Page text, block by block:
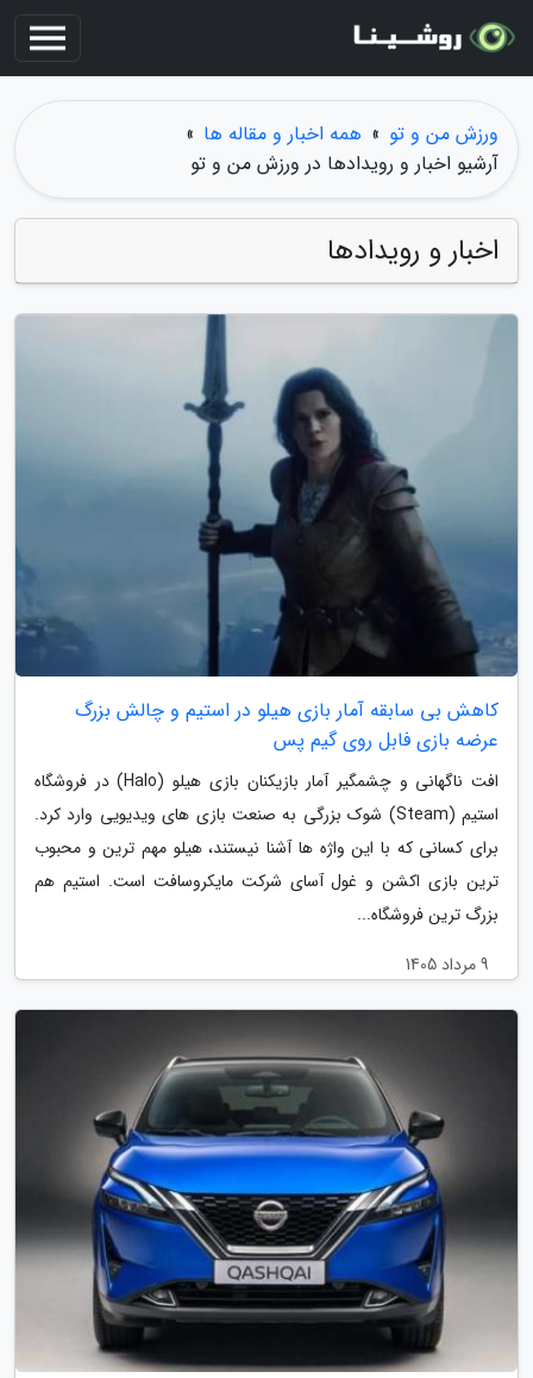
ورزش من و تو » همه اخبار و مقاله ها »
آرشیو اخبار و رویدادها در ورزش من و تو
اخبار و رویدادها
کاهش بی سابقه آمار بازی هیلو در استیم و چالش بزرگ
عرضه بازی فابل روی گیم پس
افت ناگهانی و چشمگیر آمار بازیکنان بازی هیلو (Halo) در فروشگاه
استیم (Steam) شوک بزرگی به صنعت بازی های ویدیویی وارد کرد.
برای کسانی که با این واژه ها آشنا نیستند، هیلو مهم ترین و محبوب
ترین بازی اکشن و غول آسای شرکت مایکروسافت است. استیم هم
بزرگ ترین فروشگاه...
9 مرداد 1405